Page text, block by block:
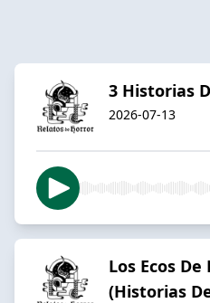
3 Historias
2026-07-13
Los Ecos
(Historias